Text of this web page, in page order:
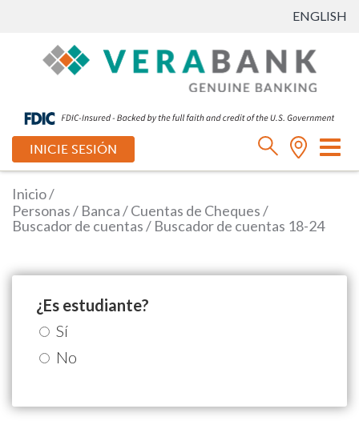
ENGLISH
INICIE SESIÓN
Inicio/
Personas/ Banca/Cuentas de Cheques/
Buscador de cuentas/ Buscador de cuentas 18-24
¿Es estudiante?
Sí
No